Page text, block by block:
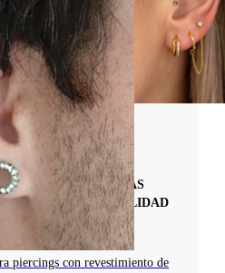
Piercings
DE TITANIO EN JOYAS
COLORES, DURABILIDAD
piercings con revestimiento de